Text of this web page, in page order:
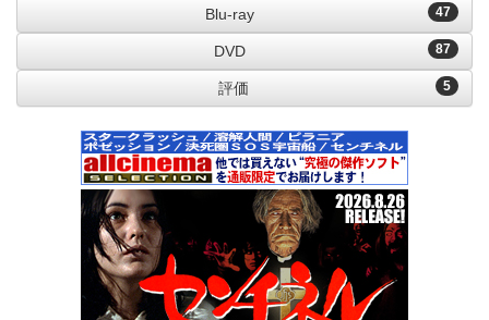
47
Blu-ray
87
DVD
5
評価